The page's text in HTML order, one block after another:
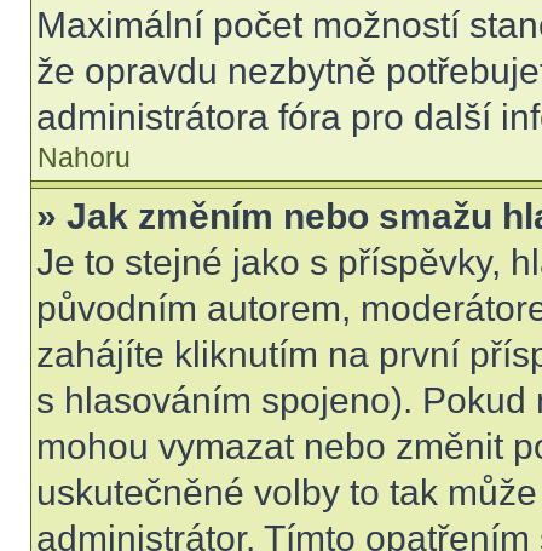
Maximální počet možností
že opravdu nezbytně
administrátora fóra pro další
Nahoru
» Jak změním nebo smažu
Je to stejné jako s příspěvky,
původním autorem,
zahájíte kliknutím na první
s hlasováním spojeno).
mohou vymazat nebo změnit
uskutečněné volby to tak
administrátor. Tímto